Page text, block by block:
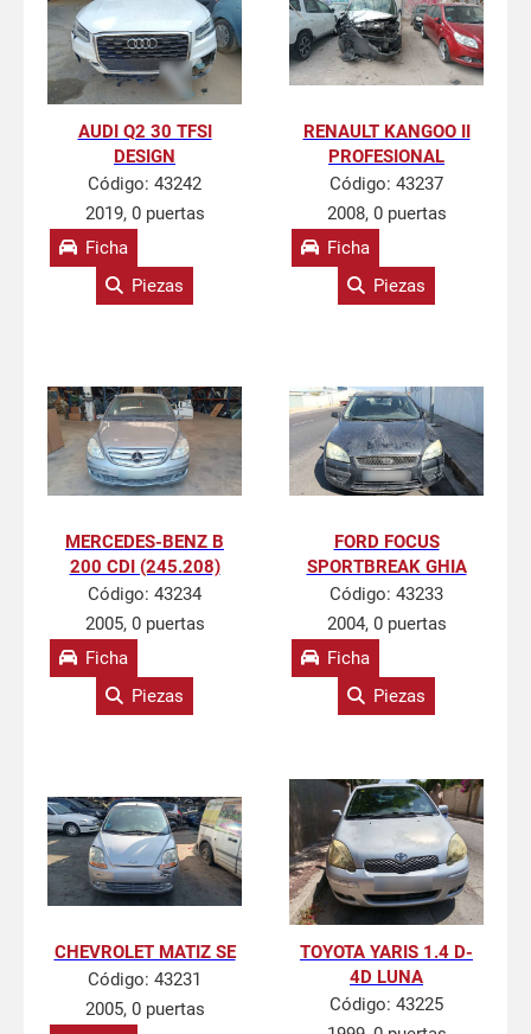
AUDI Q2 30 TFSI
DESIGN
Código: 43242
2019, 0 puertas
Ficha
Piezas
RENAULT KANGOO II
PROFESIONAL
Código: 43237
2008, 0 puertas
Ficha
Piezas
MERCEDES-BENZ B
200 CDI (245.208)
Código: 43234
2005, 0 puertas
Ficha
Piezas
FORD FOCUS
SPORTBREAK GHIA
Código: 43233
2004, 0 puertas
Ficha
Piezas
CHEVROLET MATIZ SE
Código: 43231
2005, 0 puertas
TOYOTA YARIS 1.4 D-
4D LUNA
Código: 43225